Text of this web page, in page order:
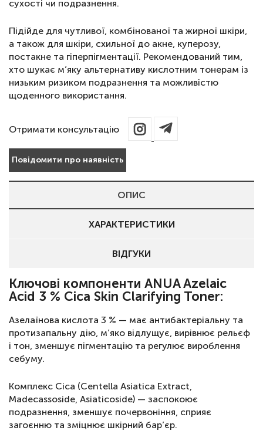
сухості чи подразнення.
Підійде для чутливої, комбінованої та жирної шкіри,
а також для шкіри, схильної до акне, куперозу,
постакне та гіперпігментації. Рекомендований тим,
хто шукає м’яку альтернативу кислотним тонерам із
низьким ризиком подразнення та можливістю
щоденного використання.
Отримати консультацію
Повідомити про наявність
ОПИС
ХАРАКТЕРИСТИКИ
ВІДГУКИ
Ключові компоненти ANUA Azelaic
Acid 3 % Cica Skin Clarifying Toner:
Азелаїнова кислота 3 % — має антибактеріальну та
протизапальну дію, м’яко відлущує, вирівнює рельєф
і тон, зменшує пігментацію та регулює вироблення
себуму.
Комплекс Cica (Centella Asiatica Extract,
Madecassoside, Asiaticoside) — заспокоює
подразнення, зменшує почервоніння, сприяє
загоєнню та зміцнює шкірний бар’єр.